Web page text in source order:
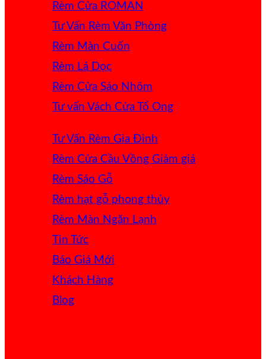
Rèm Cửa ROMAN
Tư Vấn Rèm Văn Phòng
Rèm Màn Cuốn
Rèm Lá Dọc
Rèm Cửa Sáo Nhôm
Tư vấn Vách Cửa Tổ Ong
Tư Vấn Rèm Gia Đình
Rèm Cửa Cầu Vồng
Rèm Sáo Gỗ
Rèm hạt gỗ phong thủy
Rèm Màn Ngăn Lạnh
Tin Tức
Báo Giá
Khách Hàng
Blog